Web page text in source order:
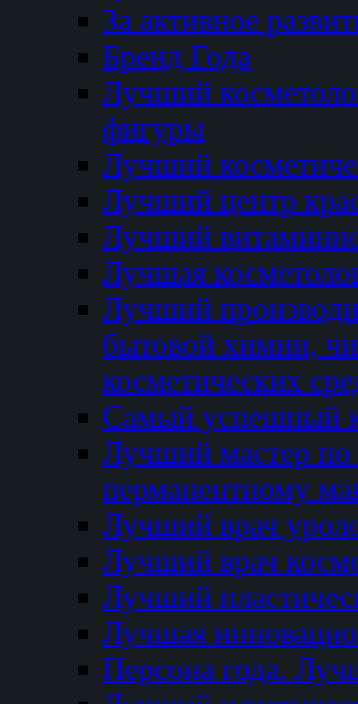
За активное
Бренд Года
Лучший
фигуры
Лучший
Лучший центр
Лучший
Лучшая
Лучший
бытовой химии,
косметических
Самый успешный
Лучший мастер по
перманентному
Лучший врач
Лучший врач
Лучший
Лучшая
Персона года.